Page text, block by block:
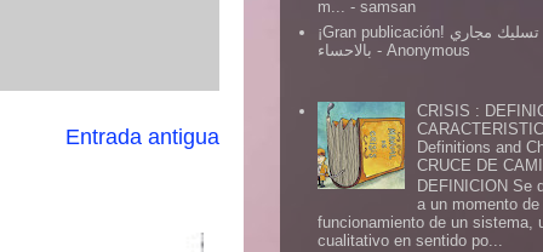
Entrada antigua
m...
- samsan
¡Gran publicación! شركة تسليك مجاري
بالاحساء - Anonymous
CRISIS :
Definitions and
CRUCE DE
DEFINICION Se
a un momento
funcionamiento de un sistema,
cualitativo en sentido po...